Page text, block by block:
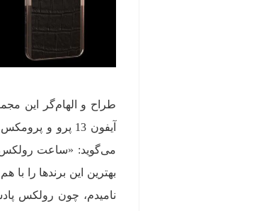
طراح و الهام‌گر این
بهترین این برندها را